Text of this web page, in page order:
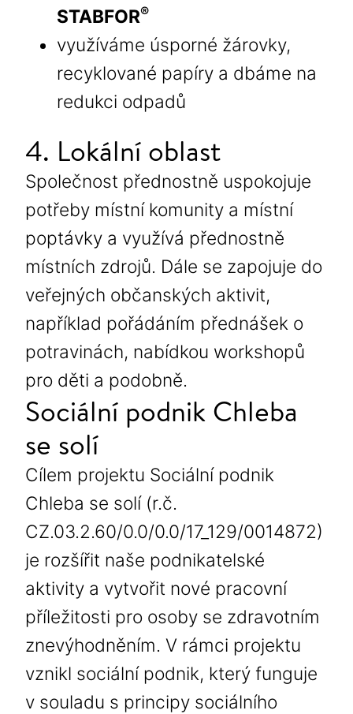
STABFOR®
využíváme úsporné žárovky,
recyklované papíry a dbáme na
redukci odpadů
4. Lokální oblast
Společnost přednostně uspokojuje
potřeby místní komunity a místní
poptávky a využívá přednostně
místních zdrojů. Dále se zapojuje do
veřejných občanských aktivit,
například pořádáním přednášek o
potravinách, nabídkou workshopů
pro děti a podobně.
Sociální podnik Chleba
se solí
Cílem projektu Sociální podnik
Chleba se solí (r.č.
CZ.03.2.60/0.0/0.0/17_129/0014872)
je rozšířit naše podnikatelské
aktivity a vytvořit nové pracovní
příležitosti pro osoby se zdravotním
znevýhodněním. V rámci projektu
vznikl sociální podnik, který funguje
v souladu s principy sociálního